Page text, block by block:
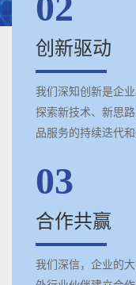
创新驱动
我们深知创新是企
探索新技术、新思
品服务的持续迭代和
03
合作共赢
我们深信，企业的